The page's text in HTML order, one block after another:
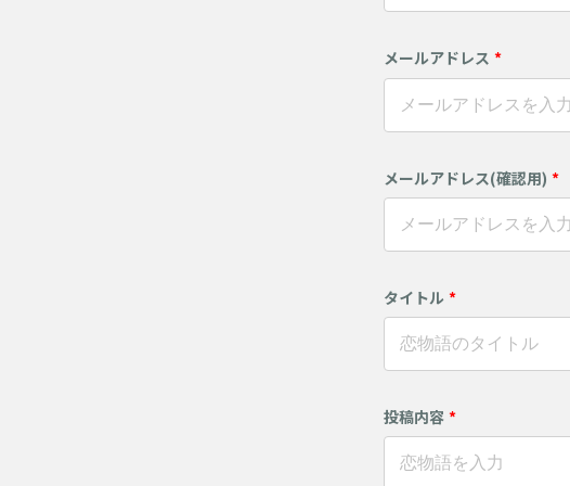
メールアドレス *
メールアドレス(確認用) *
タイトル *
投稿内容 *